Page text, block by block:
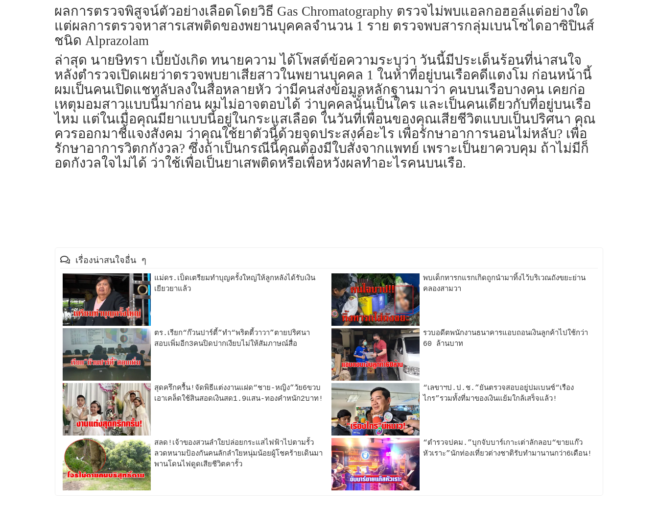
ผลการตรวจพิสูจน์ตัวอย่างเลือดโดยวิธี Gas Chromatography ตรวจไม่พบแอลกอฮอล์แต่อย่างใด
แต่ผลการตรวจหาสารเสพติดของพยานบุคคลจำนวน 1 ราย ตรวจพบสารกลุ่มเบนโซไดอาซิปินส์
ชนิด Alprazolam
ล่าสุด นายษิทรา เบี้ยบังเกิด ทนายความ ได้โพสต์ข้อความระบุว่า วันนี้มีประเด็นร้อนที่น่าสนใจ
หลังตำรวจเปิดเผยว่าตรวจพบยาเสียสาวในพยานบุคคล 1 ในห้าที่อยู่บนเรือคดีแตงโม ก่อนหน้านี้
ผมเป็นคนเปิดแชทลับลงในสื่อหลายหัว ว่ามีคนส่งข้อมูลหลักฐานมาว่า คนบนเรือบางคน เคยก่อ
เหตุมอมสาวแบบนี้มาก่อน ผมไม่อาจตอบได้ ว่าบุคคลนั้นเป็นใคร และเป็นคนเดียวกับที่อยู่บนเรือ
ไหม แต่ในเมื่อคุณมียาแบบนี้อยู่ในกระแสเลือด ในวันที่เพื่อนของคุณเสียชีวิตแบบเป็นปริศนา คุณ
ควรออกมาชี้แจงสังคม ว่าคุณใช้ยาตัวนี้ด้วยจุดประสงค์อะไร เพื่อรักษาอาการนอนไม่หลับ? เพื่อ
รักษาอาการวิตกกังวล? ซึ่งถ้าเป็นกรณีนี้คุณต้องมีใบสั่งจากแพทย์ เพราะเป็นยาควบคุม ถ้าไม่มีก็
อดกังวลใจไม่ได้ ว่าใช้เพื่อเป็นยาเสพติดหรือเพื่อหวังผลทำอะไรคนบนเรือ.
เรื่องน่าสนใจอื่น ๆ
แม่ดร.เป็ดเตรียมทำบุญครั้งใหญ่ให้ลูกหลังได้รับเงิน
เยียวยาแล้ว
พบเด็กทารกแรกเกิดถูกนำมาทิ้งไว้บริเวณถังขยะย่าน
คลองสามวา
ตร.เรียก“ก๊วนปาร์ตี้”ทำ“พริตตี้วาวา”ตายปริศนา
สอบเพิ่มอีก3คนปิดปากเงียบไม่ให้สัมภาษณ์สื่อ
รวบอดีตพนักงานธนาคารแอบถอนเงินลูกค้าไปใช้กว่า
60 ล้านบาท
สุดครึกครื้น!จัดพิธีแต่งงานแฝด“ชาย-หญิง”วัย6ขวบ
เอาเคล็ดใช้สินสอดเงินสด1.9แสน-ทองคำหนัก2บาท!
“เลขาฯป.ป.ช.”ยันตรวจสอบอยู่ปมเบนซ์“เรือง
ไกร”รวมทั้งที่มาของเงินแย้มใกล้เสร็จแล้ว!
สลด!เจ้าของสวนลำใยปล่อยกระแสไฟฟ้าไปตามรั้ว
ลวดหนามป้องกันคนลักลำใยหนุ่มน้อยผู้โชคร้ายเดินมา
พานโดนไฟดูดเสียชีวิตคารั้ว
“ตำรวจปคม.”บุกจับบาร์เกาะเต่าลักลอบ“ขายแก๊ว
หัวเราะ”นักท่องเที่ยวต่างชาติรับทำมานานกว่า6เดือน!